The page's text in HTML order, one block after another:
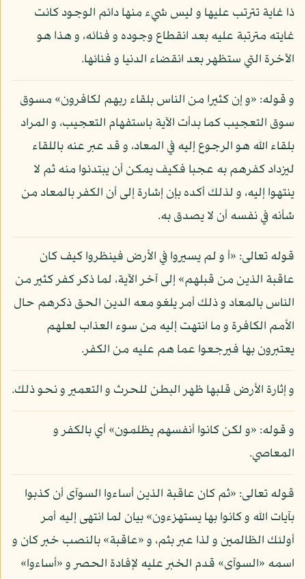
ذا غاية تترتب عليها و ليس شيء منها دائم الوجود كانت
غايته مترتبة عليه بعد انقطاع وجوده و فنائه، و هذا هو
الآخرة التي ستظهر بعد انقضاء الدنيا و فنائها.
و قوله: «و إن كثيرا من الناس بلقاء ربهم لكافرون» مسوق
سوق التعجيب كما بدأت الآية باستفهام التعجيب، و المراد
بلقاء الله هو الرجوع إليه في المعاد، و قد عبر عنه باللقاء
ليزداد كفرهم به عجبا فكيف يمكن أن يبتدئوا منه ثم لا
ينتهوا إليه، و لذلك أكده بإن إشارة إلى أن الكفر بالمعاد من
شأنه في نفسه أن لا يصدق به.
قوله تعالى: «أ و لم يسيروا في الأرض فينظروا كيف كان
عاقبة الذين من قبلهم» إلى آخر الآية، لما ذكر كفر كثير من
الناس بالمعاد و ذلك أمر يلغو معه الدين الحق ذكرهم حال
الأمم الكافرة و ما انتهت إليه من سوء العذاب لعلهم
يعتبرون بها فيرجعوا عما هم عليه من الكفر.
و إثارة الأرض قلبها ظهر البطن للحرث و التعمير و نحو ذلك.
و قوله: «و لكن كانوا أنفسهم يظلمون» أي بالكفر و
المعاصي.
قوله تعالى: «ثم كان عاقبة الذين أساءوا السوآى أن كذبوا
بآيات الله و كانوا بها يستهزءون» بيان لما انتهى إليه أمر
أولئك الظالمين و لذا عبر بثم، و «عاقبة» بالنصب خبر كان و
اسمه «السوآى» قدم الخبر عليه لإفادة الحصر و «أساءوا»